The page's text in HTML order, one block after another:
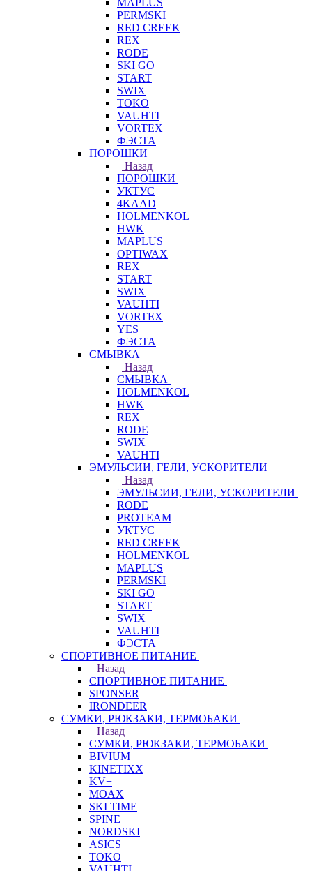
MAPLUS
PERMSKI
RED CREEK
REX
RODE
SKI GO
START
SWIX
TOKO
VAUHTI
VORTEX
ФЭСТА
ПОРОШКИ
Назад
ПОРОШКИ
УКТУС
4KAAD
HOLMENKOL
HWK
MAPLUS
OPTIWAX
REX
START
SWIX
VAUHTI
VORTEX
YES
ФЭСТА
СМЫВКА
Назад
СМЫВКА
HOLMENKOL
HWK
REX
RODE
SWIX
VAUHTI
ЭМУЛЬСИИ, ГЕЛИ, УСКОРИТЕЛИ
Назад
ЭМУЛЬСИИ, ГЕЛИ, УСКОРИТЕЛИ
RODE
PROTEAM
УКТУС
RED CREEK
HOLMENKOL
MAPLUS
PERMSKI
SKI GO
START
SWIX
VAUHTI
ФЭСТА
СПОРТИВНОЕ ПИТАНИЕ
Назад
СПОРТИВНОЕ ПИТАНИЕ
SPONSER
IRONDEER
СУМКИ, РЮКЗАКИ, ТЕРМОБАКИ
Назад
СУМКИ, РЮКЗАКИ, ТЕРМОБАКИ
BIVIUM
KINETIXX
KV+
MOAX
SKI TIME
SPINE
NORDSKI
ASICS
TOKO